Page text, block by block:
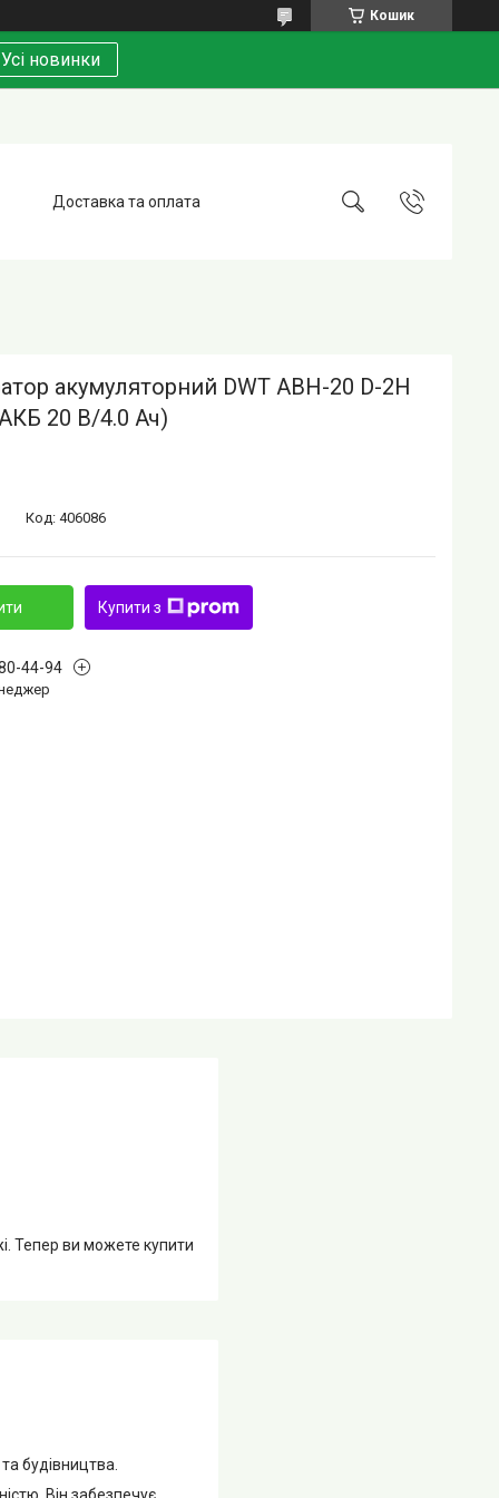
Кошик
Усі новинки
Доставка та оплата
акумуляторний DWT ABH-20 D-2H
20 В/4.0 Ач)
Код: 406086
Купити з
44-94
Тепер ви можете купити
будівництва.
Він забезпечує